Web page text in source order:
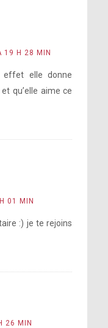
19 H 28 MIN
elle donne
qu’elle aime ce
01 MIN
:) je te rejoins
26 MIN